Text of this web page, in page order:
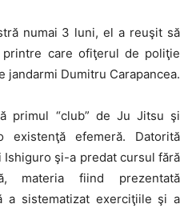
numai 3 luni, el a reuşit să
printre care ofiţerul de poliţie
jandarmi Dumitru Carapancea.
primul “club” de Ju Jitsu şi
efemeră. Datorită
şi-a predat cursul fără
materia fiind prezentată
a sistematizat exerciţiile şi a